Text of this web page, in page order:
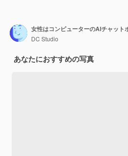
DC Studio
あなたにおすすめの写真